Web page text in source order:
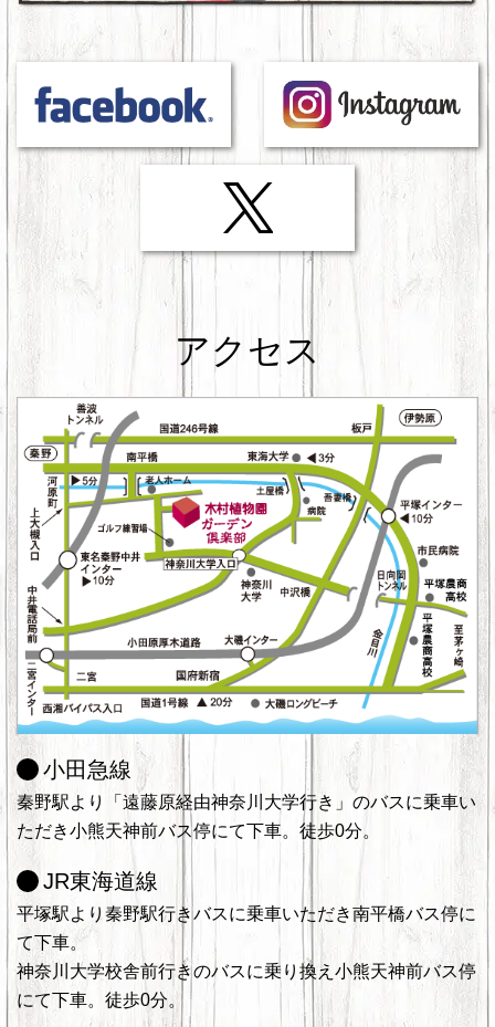
アクセス
小田急線
秦野駅より「遠藤原経由神奈川大学行き」のバスに乗車い
ただき小熊天神前バス停にて下車。徒歩0分。
JR東海道線
平塚駅より秦野駅行きバスに乗車いただき南平橋バス停に
て下車。
神奈川大学校舎前行きのバスに乗り換え小熊天神前バス停
にて下車。徒歩0分。